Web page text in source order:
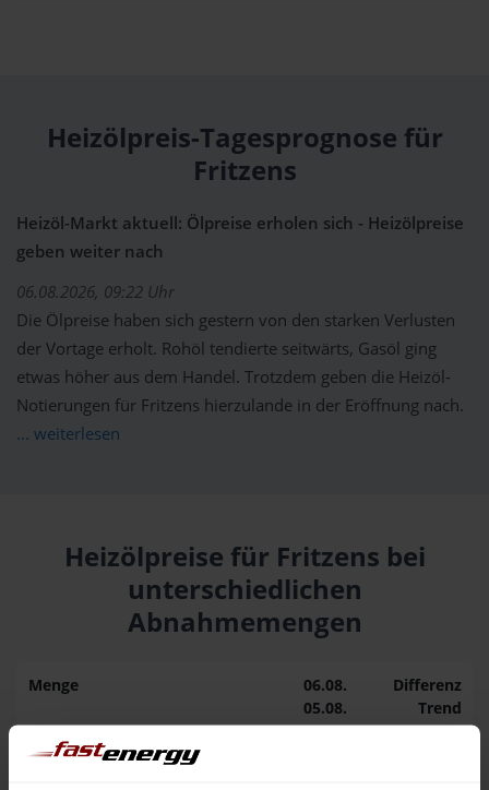
Heizölpreis-Tagesprognose für
Fritzens
Heizöl-Markt aktuell: Ölpreise erholen sich - Heizölpreise
geben weiter nach
06.08.2026, 09:22 Uhr
Die Ölpreise haben sich gestern von den starken Verlusten
der Vortage erholt. Rohöl tendierte seitwärts, Gasöl ging
etwas höher aus dem Handel. Trotzdem geben die Heizöl-
Notierungen für Fritzens hierzulande in der Eröffnung nach.
... weiterlesen
Heizölpreise für Fritzens bei
unterschiedlichen
Abnahmemengen
Menge
06.08.
05.08.
Differenz
Trend
1.000 Liter